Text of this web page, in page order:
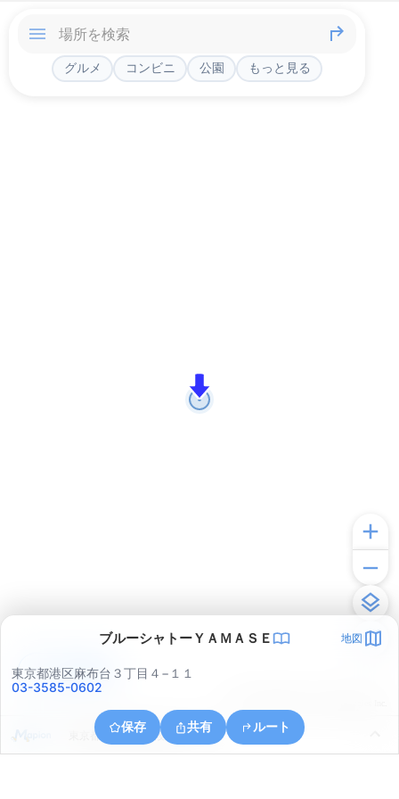
グルメ コンビニ 公園 もっと見る
ブルーシャトーＹＡＭＡＳＥ 地図
東京都港区麻布台３丁目４−１１
03-3585-0602
保存 共有 ルート
東京都千代田区九段南２丁目８
アプリで見る